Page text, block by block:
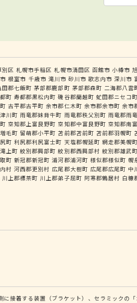
別区 札幌市手稲区 札幌市清田区 函館市 小樽市
根室市 千歳市 滝川市 砂川市 歌志内市 深川市
田郡七飯町 茅部郡鹿部町 茅部郡森町 二海郡八雲
町 寿都郡黒松内町 磯谷郡蘭越町 虻田郡ニセコ町
古平郡古平町 余市郡仁木町 余市郡余市町 余市
川町 雨竜郡妹背牛町 雨竜郡秩父別町 雨竜郡雨
空知郡上富良野町 空知郡中富良野町 空知郡南
毛町 留萌郡小平町 苫前郡苫前町 苫前郡羽幌町
町 利尻郡利尻富士町 天塩郡幌延町 網走郡美幌町
上町 紋別郡興部町 紋別郡西興部村 紋別郡雄武町
町 新冠郡新冠町 浦河郡浦河町 様似郡様似町 幌
村 河西郡更別村 広尾郡大樹町 広尾郡広尾町 中
川上郡標茶町 川上郡弟子屈町 阿寒郡鶴居村 白糠
接着する装置（ブラケット）、セラミックの